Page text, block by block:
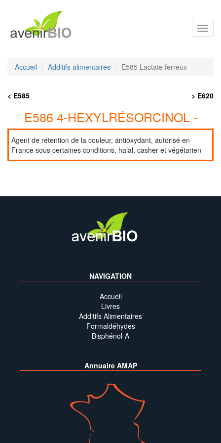
Accueil Additifs alimentaires E585 Lactate ferreux
< E585 > E620
E586 4-HEXYLRÉSORCINOL -
Agent de rétention de la couleur, antioxydant, autorisé en
France sous certaines conditions, halal, casher et végétarien
NAVIGATION
Accueil
Livres
Additifs Alimentaires
Formaldéhydes
Bisphénol-A
Annuaire AMAP